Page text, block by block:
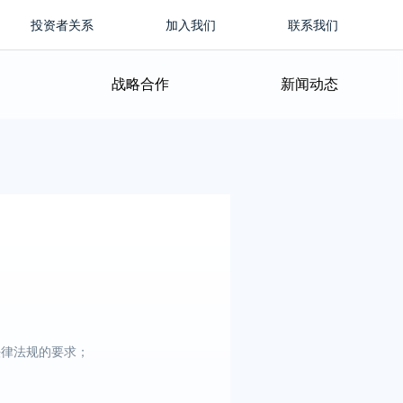
投资者关系 加入我们 联系我们
战略合作 新闻动态
法规的要求；